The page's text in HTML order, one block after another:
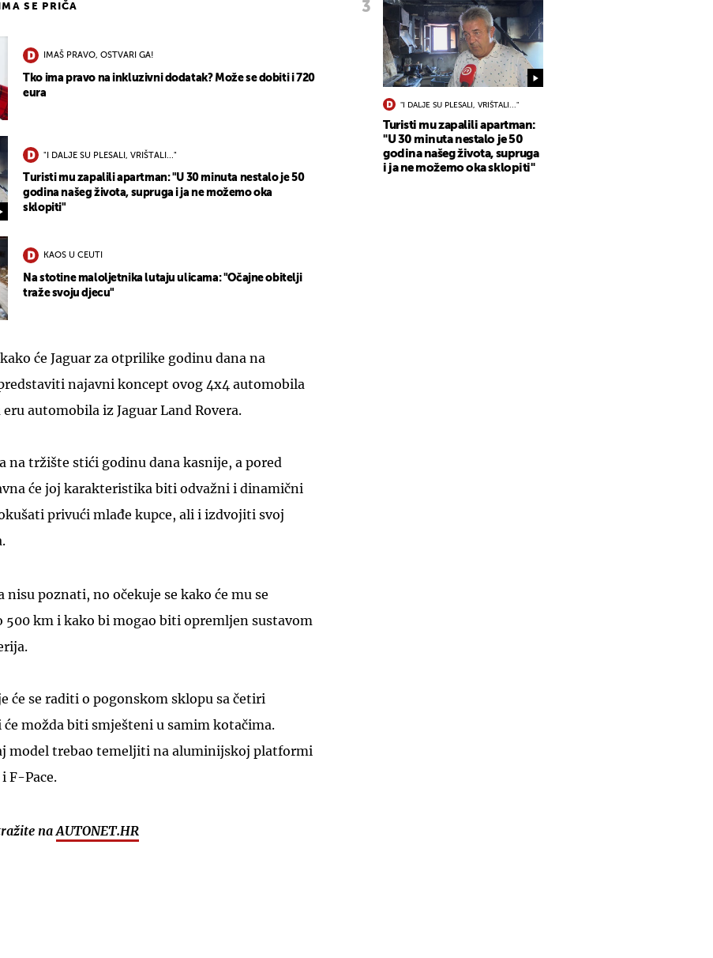
SE PRIČA
IMAŠ PRAVO, OSTVARI GA!
Tko ima pravo na inkluzivni dodatak? Može se dobiti i 720
eura
"I DALJE SU PLESALI, VRIŠTALI..."
Turisti mu zapalili apartman: "U 30 minuta nestalo je 50
godina našeg života, supruga i ja ne možemo oka
sklopiti"
KAOS U CEUTI
Na stotine maloljetnika lutaju ulicama: "Očajne obitelji
traže svoju djecu"
će Jaguar za otprilike godinu dana na
najavni koncept ovog 4x4 automobila
automobila iz Jaguar Land Rovera.
na tržište stići godinu dana kasnije, a pored
će joj karakteristika biti odvažni i dinamični
privući mlađe kupce, ali i izdvojiti svoj
nisu poznati, no očekuje se kako će mu se
km i kako bi mogao biti opremljen sustavom
će se raditi o pogonskom sklopu sa četiri
možda biti smješteni u samim kotačima.
model trebao temeljiti na aluminijskoj platformi
F-Pace.
naAUTONET.HR
"I DALJE SU PLESALI, VRIŠTALI..."
Turisti mu zapalili apartman:
"U 30 minuta nestalo je 50
godina našeg života, supruga
i ja ne možemo oka sklopiti"
UKLJUČITE NOTIFIKACIJE